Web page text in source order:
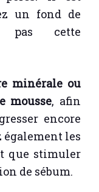
un fond de
pas cette
minérale ou
mousse, afin
encore
également les
que stimuler
de sébum.